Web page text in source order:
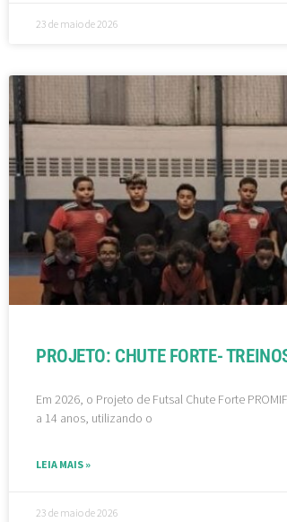
23 de maio de 2026
PROJETO: CHUTE FORTE-
Em 2026, o Projeto de Futsal Chute Forte
a 14 anos, utilizando o
LEIA MAIS »
23 de maio de 2026